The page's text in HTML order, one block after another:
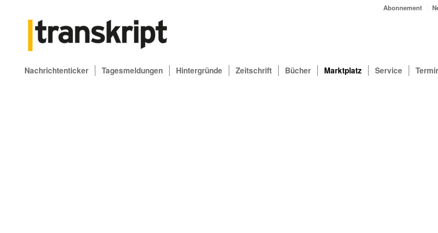
Abonnement
Nachrichtenticker Tagesmeldungen Hintergründe Zeitschrift Bücher Marktplatz Service